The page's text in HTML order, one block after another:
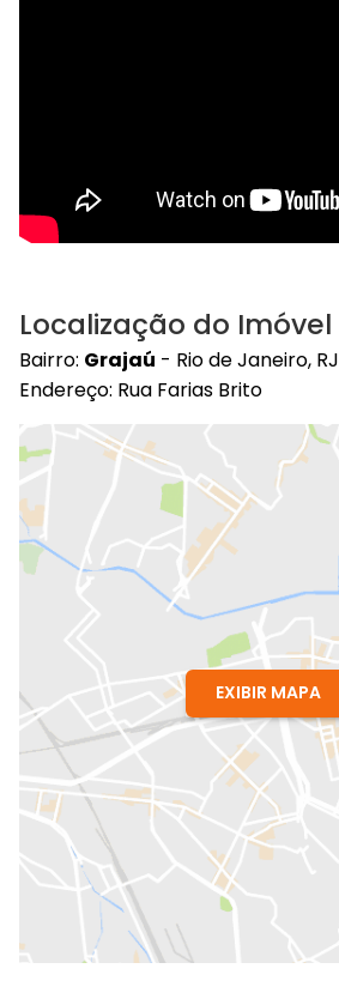
Localização do Imóvel
Bairro: Grajaú - Rio de Janeiro, RJ
Endereço: Rua Farias Brito
EXIBIR MAPA